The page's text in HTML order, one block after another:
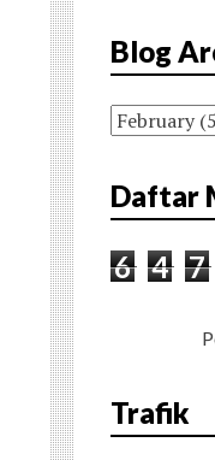
Blog
Daftar
6 4 7
Trafik